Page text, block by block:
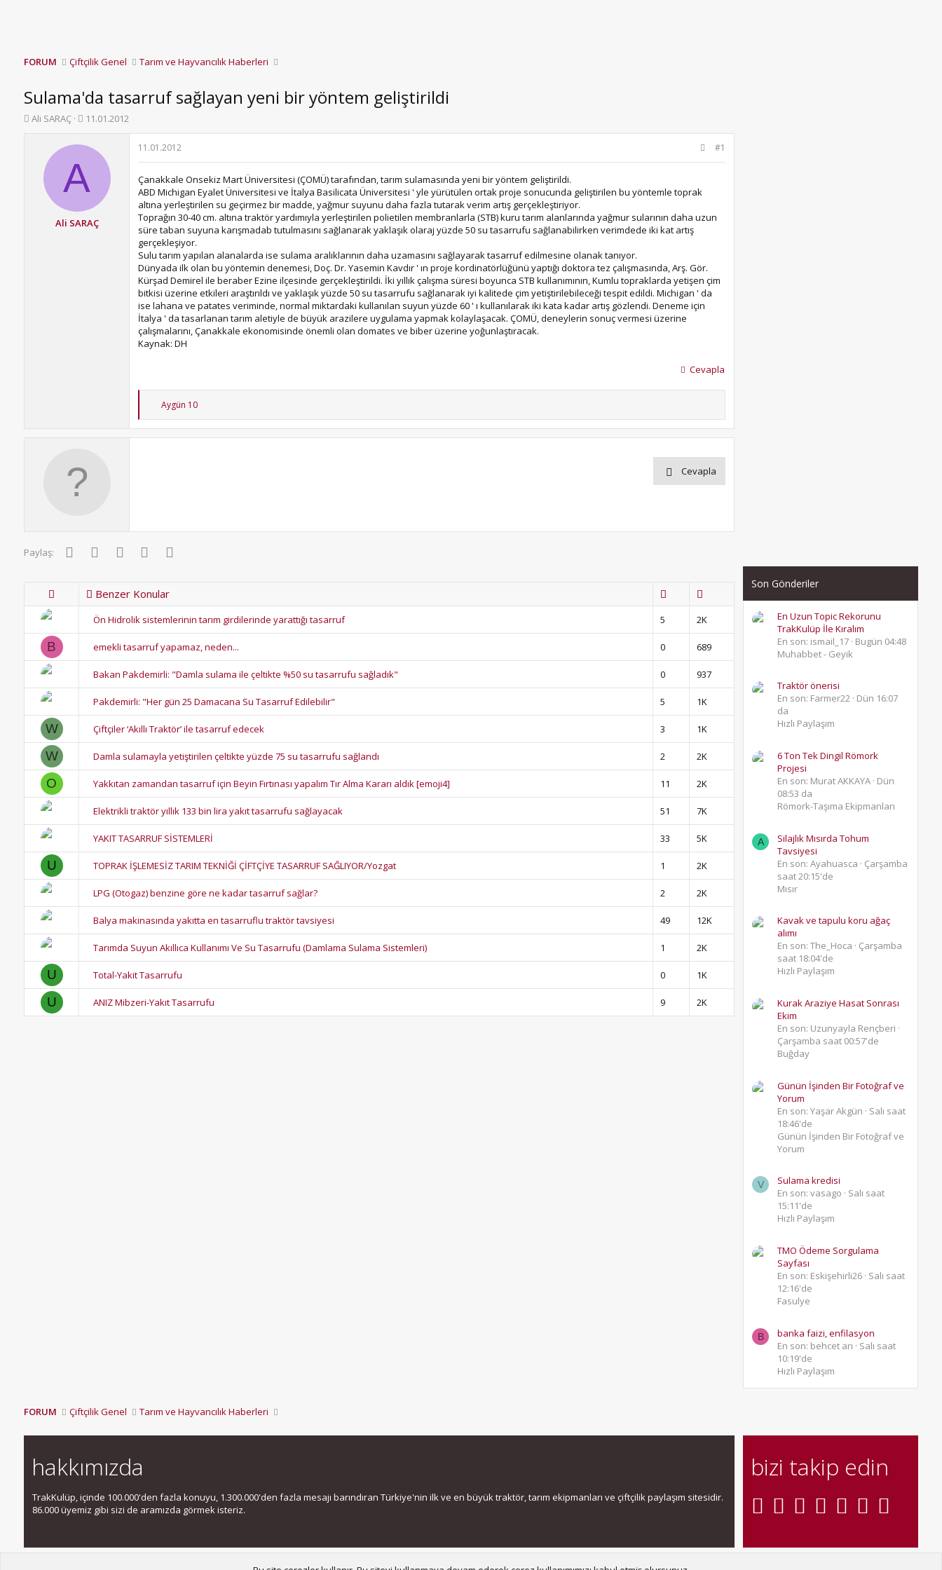
FORUM Çiftçilik Genel Tarım ve Hayvancılık Haberleri
Sulama'da tasarruf sağlayan yeni bir yöntem geliştirildi
K
Ali SARAÇ
B
ş
n
g
ç
11.01.2012
A
Ali SARAÇ
11.01.2012 #1
Çanakkale Onsekiz Mart Üniversitesi (ÇOMÜ) tarafından, tarım sulamasında yeni bir yöntem geliştirildi.
ABD Michigan Eyalet Üniversitesi ve İtalya Basilicata Üniversitesi ' yle yürütülen ortak proje sonucunda geliştirilen bu yöntemle toprak
altına yerleştirilen su geçirmez bir madde, yağmur suyunu daha fazla tutarak verim artış gerçekleştiriyor.
Toprağın 30-40 cm. altına traktör yardımıyla yerleştirilen polietilen membranlarla (STB) kuru tarım alanlarında yağmur sularının daha uzun
süre taban suyuna karışmadab tutulmasını sağlanarak yaklaşık olaraj yüzde 50 su tasarrufu sağlanabilirken verimdede iki kat artış
gerçekleşiyor.
Sulu tarım yapılan alanalarda ise sulama aralıklarının daha uzamasını sağlayarak tasarruf edilmesine olanak tanıyor.
Dünyada ilk olan bu yöntemin denemesi, Doç. Dr. Yasemin Kavdır ' ın proje kordinatörlüğünü yaptığı doktora tez çalışmasında, Arş. Gör.
Kürşad Demirel ile beraber Ezine ilçesinde gerçekleştirildi. İki yıllık çalışma süresi boyunca STB kullanımının, Kumlu topraklarda yetişen çim
bitkisi üzerine etkileri araştırıldı ve yaklaşık yüzde 50 su tasarrufu sağlanarak iyi kalitede çim yetiştirilebileceği tespit edildi. Michigan ' da
ise lahana ve patates veriminde, normal miktardaki kullanılan suyun yüzde 60 ' ı kullanılarak iki kata kadar artış gözlendi. Deneme için
İtalya ' da tasarlanan tarım aletiyle de büyük arazilere uygulama yapmak kolaylaşacak. ÇOMÜ, deneylerin sonuç vermesi üzerine
çalışmalarını, Çanakkale ekonomisinde önemli olan domates ve biber üzerine yoğunlaştıracak.
Kaynak: DH
Cevapla
T
p
k
Aygün 10
Cevapla
Paylaş: Facebook
Twitter PinterestWhatsApp
Benzer Konular
Ön Hidrolik sistemlerinin tarım girdilerinde yarattığı tasarruf 5 2K
B emekli tasarruf yapamaz, neden... 0 689
Bakan Pakdemirli: "Damla sulama ile çeltikte %50 su tasarrufu sağladık" 0 937
Pakdemirli: "Her gün 25 Damacana Su Tasarruf Edilebilir" 5 1K
W Çiftçiler ‘Akıllı Traktör’ ile tasarruf edecek 3 1K
W Damla sulamayla yetiştirilen çeltikte yüzde 75 su tasarrufu sağlandı 2 2K
O Yakkıtan zamandan tasarruf için Beyin Fırtınası yapalım Tır Alma Kararı aldık [emoji4] 11 2K
Elektrikli traktör yıllık 133 bin lira yakıt tasarrufu sağlayacak 51 7K
YAKIT TASARRUF SİSTEMLERİ 33 5K
U TOPRAK İŞLEMESİZ TARIM TEKNİĞİ ÇİFTÇİYE TASARRUF SAĞLIYOR/Yozgat 1 2K
LPG (Otogaz) benzine göre ne kadar tasarruf sağlar? 2 2K
Balya makinasında yakıtta en tasarruflu traktör tavsiyesi 49 12K
Tarımda Suyun Akıllıca Kullanımı Ve Su Tasarrufu (Damlama Sulama Sistemleri) 1 2K
U Total-Yakit Tasarrufu 0 1K
U ANIZ Mibzeri-Yakıt Tasarrufu 9 2K
Son Gönderiler
En Uzun Topic Rekorunu
TrakKulüp İle Kıralım
En son: ismail_17 Bugün 04:48
Muhabbet - Geyik
Traktör önerisi
En son: Farmer22 Dün 16:07
da
Hızlı Paylaşım
6 Ton Tek Dingil Römork
Projesi
En son: Murat AKKAYA Dün
08:53 da
Römork-Taşıma Ekipmanları
A
Silajlık Mısırda Tohum
Tavsiyesi
En son: Ayahuasca
Çarşamba
saat 20:15'de
Mısır
Kavak ve tapulu koru ağaç
alımı
En son: The_Hoca
Çarşamba
saat 18:04'de
Hızlı Paylaşım
Kurak Araziye Hasat Sonrası
Ekim
En son: Uzunyayla Rençberi
Çarşamba saat 00:57'de
Buğday
Günün İşinden Bir Fotoğraf ve
Yorum
En son: Yaşar Akgün
Salı saat
18:46'de
Günün İşinden Bir Fotoğraf ve
Yorum
V
Sulama kredisi
En son: vasago
Salı saat
15:11'de
Hızlı Paylaşım
TMO Ödeme Sorgulama
Sayfası
En son: Eskişehirli26 Salı saat
12:16'de
Fasulye
B
banka faizi, enfilasyon
En son: behcet arı
Salı saat
10:19'de
Hızlı Paylaşım
FORUM Çiftçilik Genel Tarım ve Hayvancılık Haberleri
hakkımızda
TrakKulüp, içinde 100.000'den fazla konuyu, 1.300.000'den fazla mesajı barındıran Türkiye'nin ilk ve en büyük traktör, tarım ekipmanları ve çiftçilik paylaşım sitesidir.
86.000 üyemiz gibi sizi de aramızda görmek isteriz.
bizi takip edin
Bize ulaşın Şartlar ve kurallar